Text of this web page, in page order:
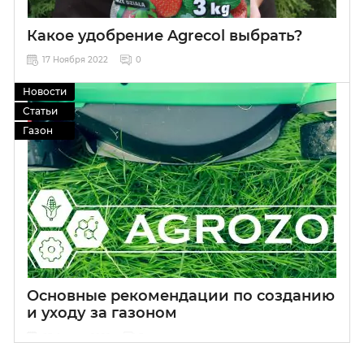
Какое удобрение Agrecol выбрать?
17 Ноября 2022 0
Новости
Статьи
Газон
Основные рекомендации по созданию
и уходу за газоном